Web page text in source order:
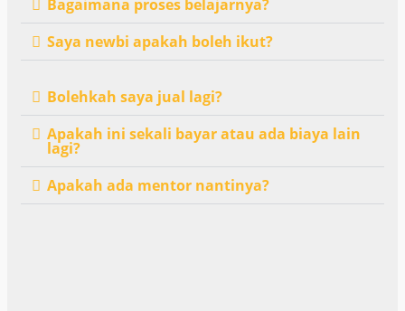
Bagaimana proses belajarnya?
Saya newbi apakah boleh ikut?
Bolehkah saya jual lagi?
Apakah ini sekali bayar atau ada biaya lain
lagi?
Apakah ada mentor nantinya?